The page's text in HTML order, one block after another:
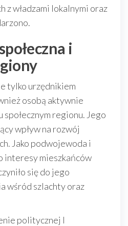
z władzami lokalnymi oraz
i
tylko urzędnikiem
osobą aktywnie
społecznym regionu. Jego
wpływ na rozwój
Jako podwojewoda i
interesy mieszkańców
się do jego
wśród szlachty oraz
politycznej I